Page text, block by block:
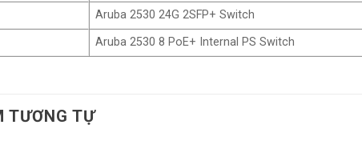
Aruba 2530 24G 2SFP+ Switch
Aruba 2530 8 PoE+ Internal PS Switch
TƯƠNG TỰ